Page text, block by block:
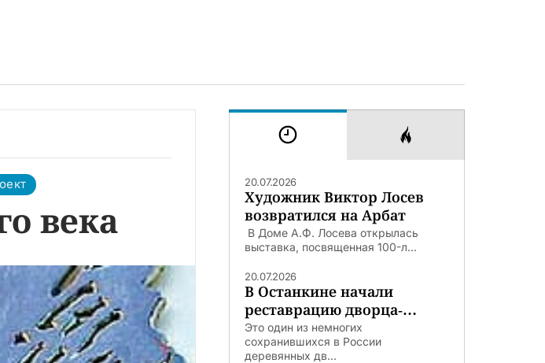
века
20.07.2026
Художник Виктор Лосев
возвратился на Арбат
В Доме А.Ф. Лосева открылась
выставка, посвященная 100-л...
20.07.2026
В Останкине начали
реставрацию дворца-
театра
Это один из немногих
сохранившихся в России
деревянных дв...